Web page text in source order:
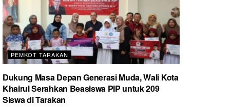
PEMKOT TARAKAN
Dukung Masa Depan Generasi Muda, Wali Kota
Khairul Serahkan Beasiswa PIP untuk 209
Siswa di Tarakan